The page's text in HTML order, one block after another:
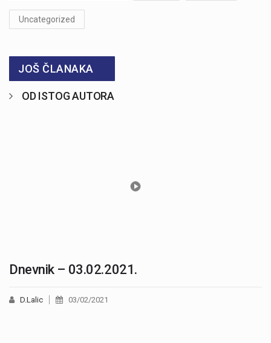
Uncategorized
JOŠ ČLANAKA
OD ISTOG AUTORA
Dnevnik – 03.02.2021.
D.Lalic 03/02/2021